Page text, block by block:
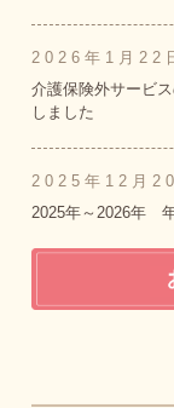
2026年1月22
介護保険外サービ
しました
2025年12月20
2025年～2026年